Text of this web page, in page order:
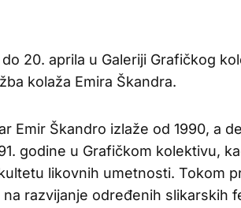
do 20. aprila u Galeriji Grafičkog
kolaža Emira Škandra.
Emir Škandro izlaže od 1990, a
godine u Grafičkom kolektivu,
likovnih umetnosti. Tokom
razvijanje određenih slikarskih